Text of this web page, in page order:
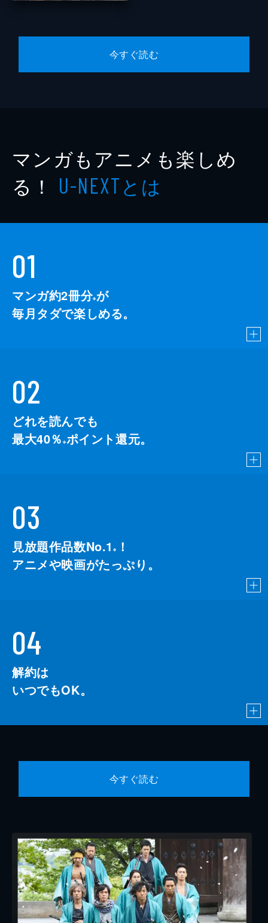
今すぐ読む
マンガもアニメも楽しめ
る！ U-NEXTとは
01
マンガ約2冊分※が
毎月タダで楽しめる。
02
どれを読んでも
最大40％ ※ポイント還元。
03
見放題作品数No.1 ※
！
アニメや映画がたっぷり。
04
解約は
いつでもOK。
今すぐ読む